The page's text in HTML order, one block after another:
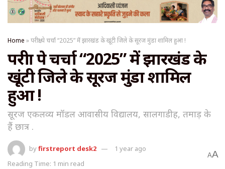
Home »परीक्षा पे चर्चा “2025” में झारखंड के खूंटी जिले के सूरज मुंडा शामिल हुआ !
परीक्षा पे चर्चा “2025” में झारखंड के
खूंटी जिले के सूरज मुंडा शामिल
हुआ !
सूरज एकलव्य मॉडल आवासीय विद्यालय, सालगाडीह, तमाड़ के
हैं छात्र .
byfirstreport desk2
1 year ago
Reading Time: 1 min read
AA